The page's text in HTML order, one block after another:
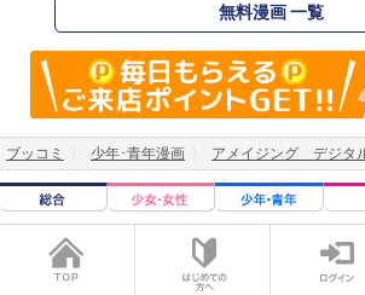
無料漫画 一覧
ブッコミ 少年･青年漫画 アメイジング デジタ